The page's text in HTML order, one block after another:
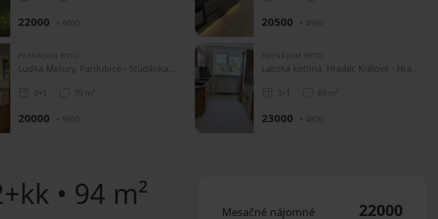
22000 + 6000 20500 + 4950
PRENÁJOM BYTU
Luďka Matury, Pardubice - Studánka, Pardubický kraj
3+1 75 m²
20000 + 5000
PRENÁJOM BYTU
Labská kotlina, Hradec Králové - Hradec Králové, Královéhradecký kraj
3+1 69 m²
23000 + 4800
• 94 m² Mesačné nájomné 22000